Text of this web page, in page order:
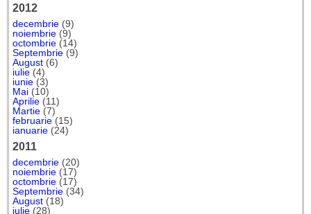
2012
decembrie (9)
noiembrie (9)
octombrie (14)
Septembrie (9)
August (6)
iulie (4)
iunie (3)
Mai (10)
Aprilie (11)
Martie (7)
februarie (15)
ianuarie (24)
2011
decembrie (20)
noiembrie (17)
octombrie (17)
Septembrie (34)
August (18)
iulie (28)